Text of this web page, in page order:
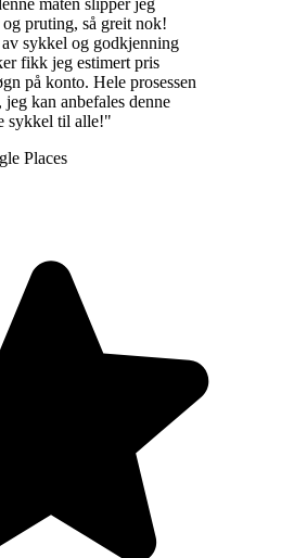
måten slipper jeg
pruting, så greit nok!
sykkel og godkjenning
fikk jeg estimert pris
på konto. Hele prosessen
kan anbefales denne
sykkel til alle!"
Places